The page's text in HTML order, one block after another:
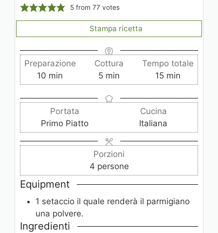
5 from77 votes
Stampa ricetta
Preparazione
10 m
i
n
u
t
min
Cottura
5m
i
n
min
Tempo totale
15m
i
n
u
t
min
Portata
Primo Piatto
Cucina
Italiana
Porzioni
4 persone
Equipment
1 setaccio il quale renderà il parmigiano
una polvere.
Ingredienti